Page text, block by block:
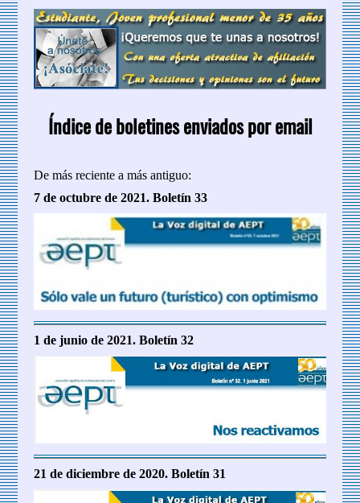
Índice de boletines enviados por email
De más reciente a más antiguo:
7 de octubre de 2021. Boletín 33
1 de junio de 2021. Boletín 32
21 de diciembre de 2020. Boletín 31